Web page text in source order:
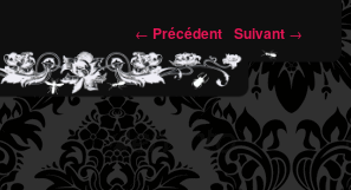
← Précédent Suivant →